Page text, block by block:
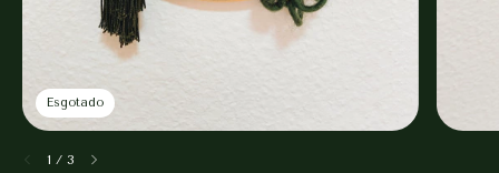
Esgotado
1 / 3